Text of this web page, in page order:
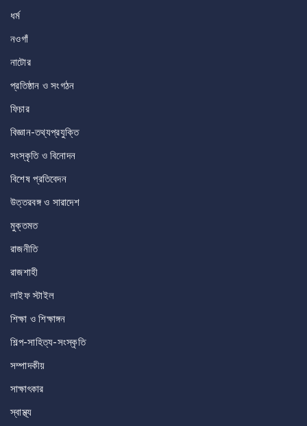
ধর্ম
নওগাঁ
নাটোর
প্রতিষ্ঠান ও সংগঠন
ফিচার
বিজ্ঞান-তথ্যপ্রযুক্তি
সংস্কৃতি ও বিনোদন
বিশেষ প্রতিবেদন
উত্তরবঙ্গ ও সারাদেশ
মুক্তমত
রাজনীতি
রাজশাহী
লাইফ স্টাইল
শিক্ষা ও শিক্ষাঙ্গন
শিল্প-সাহিত্য-সংস্কৃতি
সম্পাদকীয়
সাক্ষাৎকার
স্বাস্থ্য